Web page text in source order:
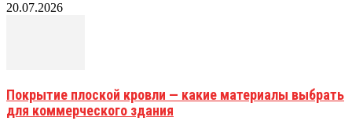
20.07.2026
Покрытие плоской кровли — какие материалы выбрать
для коммерческого здания